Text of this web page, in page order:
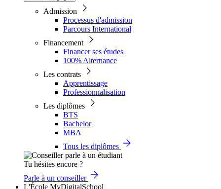
Admission
Processus d'admission
Parcours International
Financement
Financer ses études
100% Alternance
Les contrats
Apprentissage
Professionnalisation
Les diplômes
BTS
Bachelor
MBA
Tous les diplômes
Tu hésites encore ?
Parle à un conseiller
L'École MyDigitalSchool